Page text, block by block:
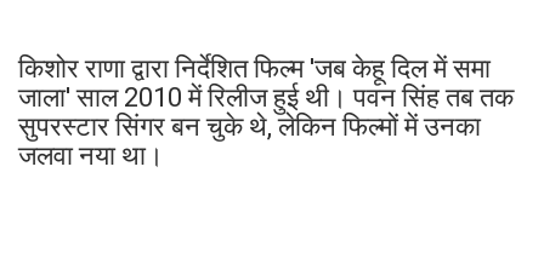
किशोर राणा द्वारा निर्देशित फिल्म 'जब केहू दिल में समा
जाला' साल 2010 में रिलीज हुई थी। पवन सिंह तब तक
सुपरस्टार सिंगर बन चुके थे, लेकिन फिल्मों में उनका
जलवा नया था।